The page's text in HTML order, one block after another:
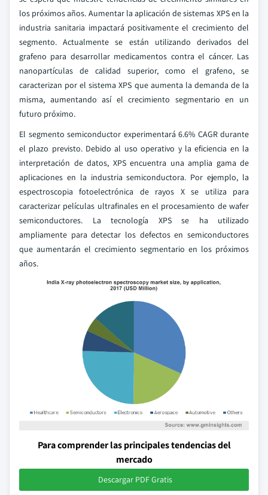
los próximos años. Aumentar la aplicación de sistemas XPS en la
industria sanitaria impactará positivamente el crecimiento del
segmento. Actualmente se están utilizando derivados del
grafeno para desarrollar medicamentos contra el cáncer. Las
nanopartículas de calidad superior, como el grafeno, se
caracterizan por el sistema XPS que aumenta la demanda de la
misma, aumentando así el crecimiento segmentario en un
futuro próximo.
El segmento semiconductor experimentará 6.6% CAGR durante
el plazo previsto. Debido al uso operativo y la eficiencia en la
interpretación de datos, XPS encuentra una amplia gama de
aplicaciones en la industria semiconductora. Por ejemplo, la
espectroscopia fotoelectrónica de rayos X se utiliza para
caracterizar películas ultrafinales en el procesamiento de wafer
semiconductores. La tecnología XPS se ha utilizado
ampliamente para detectar los defectos en semiconductores
que aumentarán el crecimiento segmentario en los próximos
años.
Para comprender las principales tendencias del
mercado
Descargar PDF Gratis